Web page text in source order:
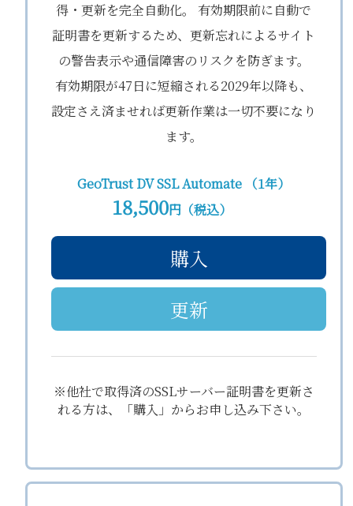
得・更新を完全自動化。 有効期限前に自動で
証明書を更新するため、更新忘れによるサイト
の警告表示や通信障害のリスクを防ぎます。
有効期限が47日に短縮される2029年以降も、
設定さえ済ませれば更新作業は一切不要になり
ます。
GeoTrust DV SSL Automate （1年）
18,500円（税込）
購入
更新
※他社で取得済のSSLサーバー証明書を更新さ
れる方は、「購入」からお申し込み下さい。